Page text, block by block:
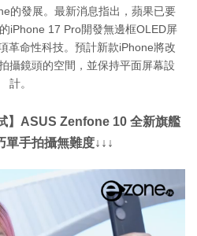
的發展。最新消息指出，蘋果已要
iPhone 17 Pro開發無邊框OLED屏
革命性科技。預計新款iPhone將改
攝鏡頭的空間，並保持平面屏幕設
計。
】ASUS Zenfone 10 全新旗艦
單手拍攝無難度↓↓↓